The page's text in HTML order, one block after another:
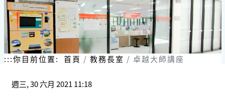
:::你目前位置: 首頁 教務長室 卓越大師講座
週三, 30 六月 2021 11:18